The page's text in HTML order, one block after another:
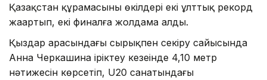
Қазақстан құрамасының өкілдері екі ұлттық рекорд
жаңартып, екі финалға жолдама алды.
Қыздар арасындағы сырықпен секіру сайысында
Анна Черкашина іріктеу кезеңінде 4,10 метр
нәтижесін көрсетіп, U20 санатындағы